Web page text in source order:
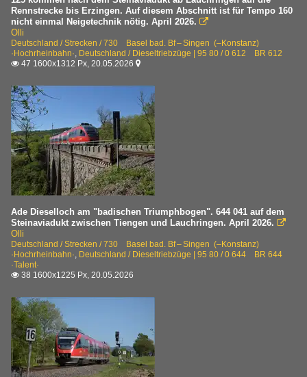
Rennstrecke bis Erzingen. Auf diesem Abschnitt ist für Tempo 160
nicht einmal Neigetechnik nötig. April 2026. 
Olli
Deutschland / Strecken / 730 Basel bad. Bf – Singen (–Konstanz)
·Hochrheinbahn·, Deutschland / Dieseltriebzüge | 95 80 / 0 612 BR 612
 47 1600x1312 Px, 20.05.2026 
Ade Dieselloch am "badischen Triumphbogen". 644 041 auf dem
Steinaviadukt zwischen Tiengen und Lauchringen. April 2026. 
Olli
Deutschland / Strecken / 730 Basel bad. Bf – Singen (–Konstanz)
·Hochrheinbahn·, Deutschland / Dieseltriebzüge | 95 80 / 0 644 BR 644
·Talent·
 38 1600x1225 Px, 20.05.2026